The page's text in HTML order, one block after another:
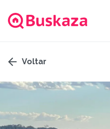
Voltar